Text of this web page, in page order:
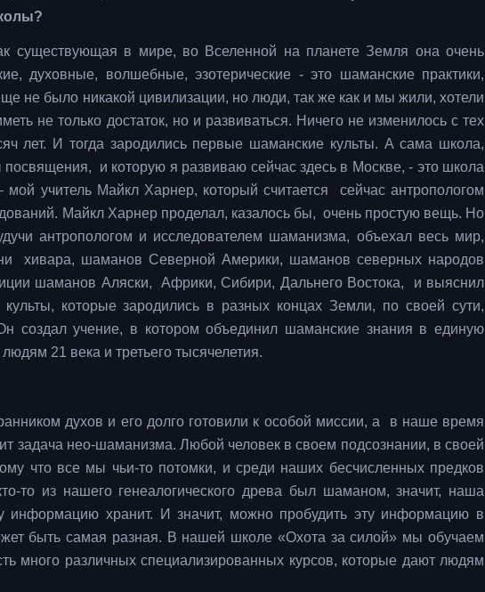
существующая в мире, во Вселенной на планете Земля она очень
духовные, волшебные, эзотерические - это шаманские практики,
не было никакой цивилизации, но люди, так же как и мы жили, хотели
не только достаток, но и развиваться. Ничего не изменилось с тех
лет. И тогда зародились первые шаманские культы. А сама школа,
и которую я развиваю сейчас здесь в Москве, - это школа
учитель Майкл Харнер, который считается сейчас антропологом
Майкл Харнер проделал, казалось бы, очень простую вещь. Но
антропологом и исследователем шаманизма, объехал весь мир,
хивара, шаманов Северной Америки, шаманов северных народов
шаманов Аляски, Африки, Сибири, Дальнего Востока, и выяснил
которые зародились в разных концах Земли, по своей сути,
создал учение, в котором объединил шаманские знания в единую
21 века и третьего тысячелетия.
духов и его долго готовили к особой миссии, а в наше время
задача нео-шаманизма. Любой человек в своем подсознании, в своей
что все мы чьи-то потомки, и среди наших бесчисленных предков
то из нашего генеалогического древа был шаманом, значит, наша
информацию хранит. И значит, можно пробудить эту информацию в
быть самая разная. В нашей школе «Охота за силой» мы обучаем
много различных специализированных курсов, которые дают людям